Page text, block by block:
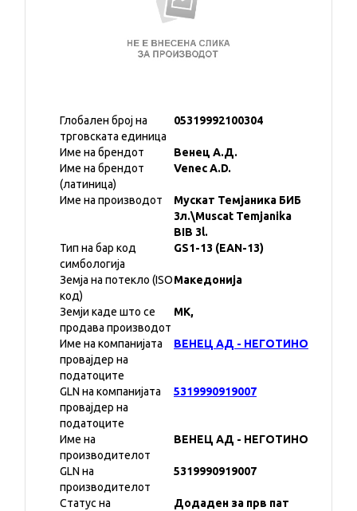
Глобален број на
трговската единица
05319992100304
Име на брендот
Венец А.Д.
Име на брендот
(латиница)
Venec A.D.
Име на производот
Мускат Темјаника БИБ
3л.\Muscat Temjanika
BIB 3l.
Тип на бар код
симбологија
GS1-13 (EAN-13)
Земја на потекло (ISO
код)
Македонија
Земји каде што се
продава производот
MK,
Име на компанијата
провајдер на
податоците
ВЕНЕЦ АД - НЕГОТИНО
GLN на компанијата
провајдер на
податоците
5319990919007
Име на
производителот
ВЕНЕЦ АД - НЕГОТИНО
GLN на
производителот
5319990919007
Статус на
Додаден за прв пат